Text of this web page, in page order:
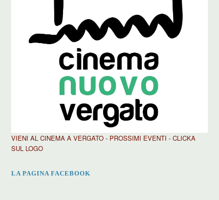
VIENI AL CINEMA A VERGATO - PROSSIMI EVENTI - CLICKA
SUL LOGO
LA PAGINA FACEBOOK